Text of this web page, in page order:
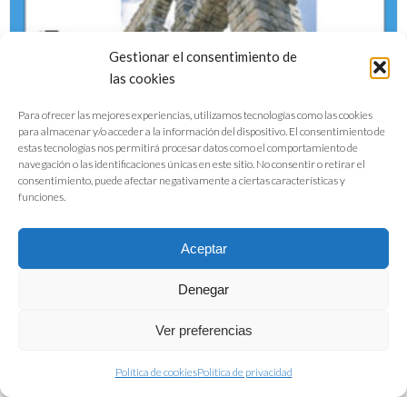
Gestionar el consentimiento de
las cookies
Para ofrecer las mejores experiencias, utilizamos tecnologías como las cookies
para almacenar y/o acceder a la información del dispositivo. El consentimiento de
estas tecnologías nos permitirá procesar datos como el comportamiento de
navegación o las identificaciones únicas en este sitio. No consentir o retirar el
consentimiento, puede afectar negativamente a ciertas características y
funciones.
Aceptar
Denegar
Ver preferencias
Política de cookiesPolítica de privacidad
Obesidad y Sedentarismo en el s.XXI
DESCARGAR PDF